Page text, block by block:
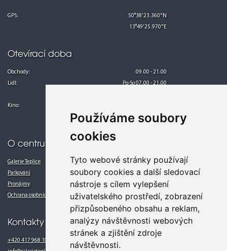
Používáme soubory
cookies
Tyto webové stránky používají
soubory cookies a další sledovací
nástroje s cílem vylepšení
uživatelského prostředí, zobrazení
přizpůsobeného obsahu a reklam,
analýzy návštěvnosti webových
stránek a zjištění zdroje
návštěvnosti.
GPS:
50°38'23.360"N
13°49'25.970"E
Otevírací doba
Obchody:
09.00 - 21.00
Lidl:
Po-So 07.00 - 21.00
Kino:
So-Ne 10.00 - 24.00
O centru
Galerie Teplice
Parkování
Pronájmy
Ochrana osobních údajů
Kontakty
+420 417 968 102